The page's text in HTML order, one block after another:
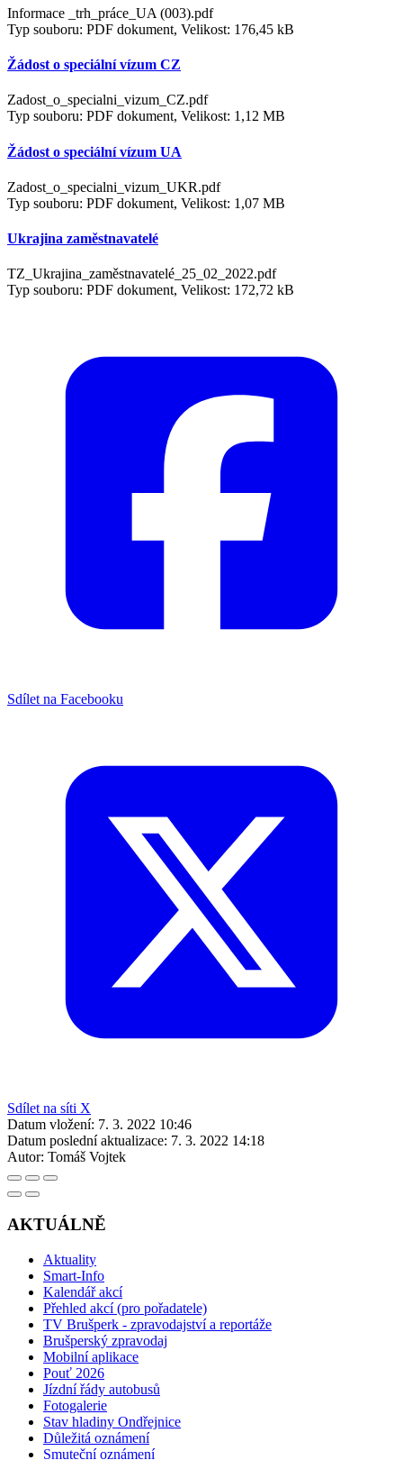
Informace _trh_práce_UA (003).pdf
Typ souboru: PDF dokument, Velikost: 176,45 kB
Žádost o speciální vízum CZ
Zadost_o_specialni_vizum_CZ.pdf
Typ souboru: PDF dokument, Velikost: 1,12 MB
Žádost o speciální vízum UA
Zadost_o_specialni_vizum_UKR.pdf
Typ souboru: PDF dokument, Velikost: 1,07 MB
Ukrajina zaměstnavatelé
TZ_Ukrajina_zaměstnavatelé_25_02_2022.pdf
Typ souboru: PDF dokument, Velikost: 172,72 kB
Sdílet na Facebooku
Sdílet na síti X
Datum vložení: 7. 3. 2022 10:46
Datum poslední aktualizace: 7. 3. 2022 14:18
Autor: Tomáš Vojtek
AKTUÁLNĚ
Aktuality
Smart-Info
Kalendář akcí
Přehled akcí (pro pořadatele)
TV Brušperk - zpravodajství a reportáže
Brušperský zpravodaj
Mobilní aplikace
Pouť 2026
Jízdní řády autobusů
Fotogalerie
Stav hladiny Ondřejnice
Důležitá oznámení
Smuteční oznámení